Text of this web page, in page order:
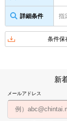
詳細条件 指
条件保
新
メールアドレス